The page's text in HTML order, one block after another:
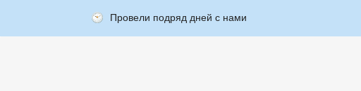
Провели подряд дней с нами